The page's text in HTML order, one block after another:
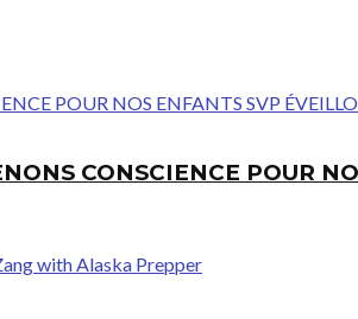
CONSCIENCE POUR